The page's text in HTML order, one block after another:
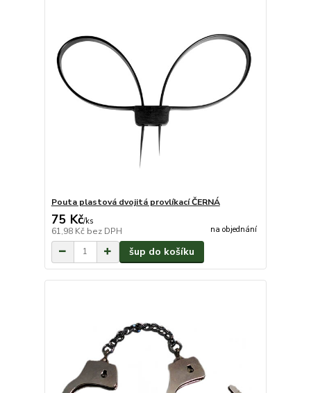
Pouta plastová dvojitá provlíkací ČERNÁ
75 Kč/ks
61,98 Kč bez DPH na objednání
šup do košíku